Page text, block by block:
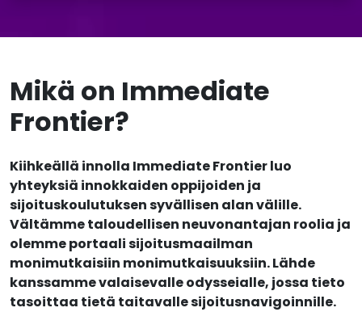
Mikä on Immediate
Frontier?
Kiihkeällä innolla Immediate Frontier luo
yhteyksiä innokkaiden oppijoiden ja
sijoituskoulutuksen syvällisen alan välille.
Vältämme taloudellisen neuvonantajan roolia ja
olemme portaali sijoitusmaailman
monimutkaisiin monimutkaisuuksiin. Lähde
kanssamme valaisevalle odysseialle, jossa tieto
tasoittaa tietä taitavalle sijoitusnavigoinnille.